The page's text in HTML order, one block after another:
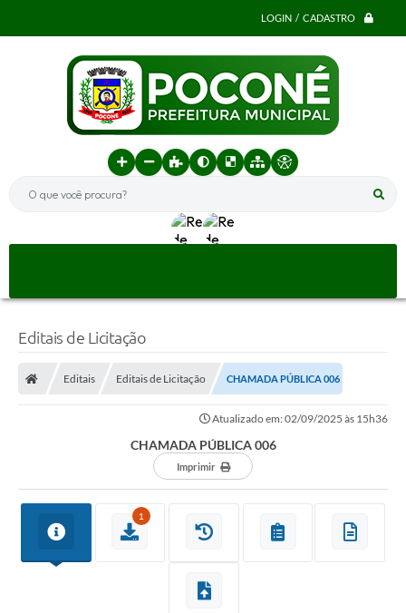
LOGIN / CADASTRO
O que você procura?
Editais de Licitação
Editais Editais de Licitação CHAMADA PÚBLICA 006
Atualizado em: 02/09/2025 às 15h36
CHAMADA PÚBLICA 006
Imprimir
1